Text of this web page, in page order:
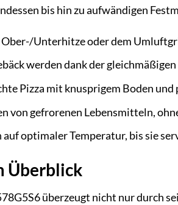
bis hin zu aufwändigen
Unterhitze oder dem
werden dank der
Pizza mit knusprigem Boden
von gefrorenen Lebensmitteln,
auf optimaler Temperatur, bis sie
Überblick
überzeugt nicht nur durch